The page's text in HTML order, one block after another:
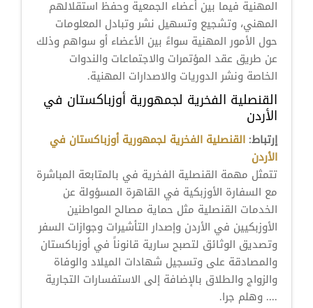
المهنية فيما بين أعضاء الجمعية وحفظ استقلالهم
المهني، وتشجيع وتسهيل نشر وتبادل المعلومات
حول الأمور المهنية سواءً بين الأعضاء أو سواهم وذلك
عن طريق عقد المؤتمرات والاجتماعات والندوات
الخاصة ونشر الدوريات والاصدارات المهنية.
القنصلية الفخرية لجمهورية أوزباكستان في
الأردن
إرتباط: القنصلية الفخرية لجمهورية أوزباكستان في
الأردن
تتمثل مهمة القنصلية الفخرية في بالمتابعة المباشرة
مع السفارة الأوزبكية في القاهرة المسؤولة عن
الخدمات القنصلية مثل حماية مصالح المواطنين
الأوزبكيين في الأردن وإصدار التأشيرات وجوازات السفر
وتصديق الوثائق لتصبح سارية قانوناً في أوزباكستان
والمصادقة على وتسجيل شهادات الميلاد والوفاة
والزواج والطلاق بالإضافة إلى الاستفسارات التجارية
.... وهلم جرا.